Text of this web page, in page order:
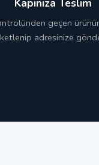
Kapınıza Teslim
geçen
adresinize